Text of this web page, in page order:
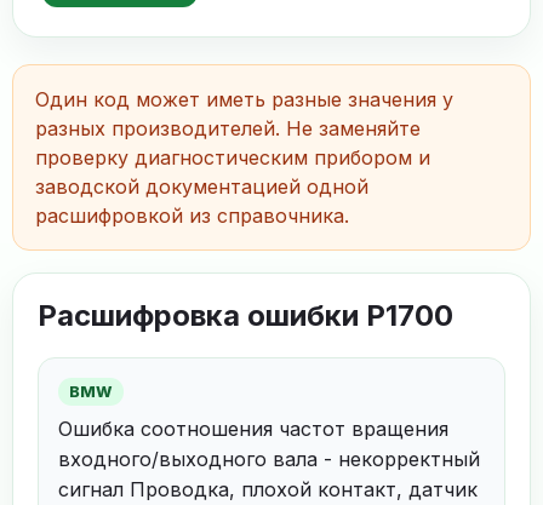
Один код может иметь разные значения у
разных производителей. Не заменяйте
проверку диагностическим прибором и
заводской документацией одной
расшифровкой из справочника.
Расшифровка ошибки P1700
BMW
Ошибка соотношения частот вращения
входного/выходного вала - некорректный
сигнал Проводка, плохой контакт, датчик